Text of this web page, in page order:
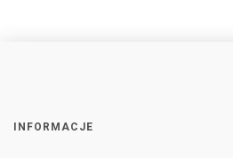
INFORMACJE